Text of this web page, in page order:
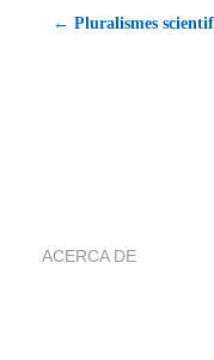
← Pluralismes
ACERCA DE